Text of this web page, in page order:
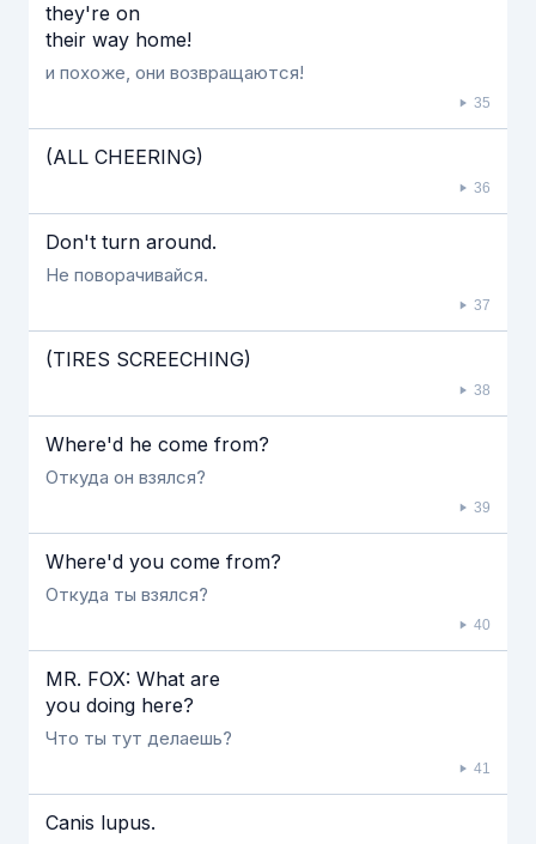
they're on
their way home!
и похоже, они возвращаются!
35
(ALL CHEERING)
36
Don't turn around.
Не поворачивайся.
37
(TIRES SCREECHING)
38
Where'd he come from?
Откуда он взялся?
39
Where'd you come from?
Откуда ты взялся?
40
MR. FOX: What are
you doing here?
Что ты тут делаешь?
41
Сanis lupus.